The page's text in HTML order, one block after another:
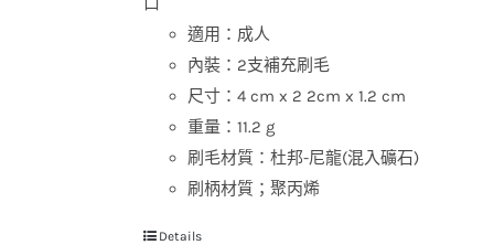
適用：成人
內裝：2支補充刷毛
尺寸：4 cm x 2 2cm x 1.2 cm
重量：11.2 g
刷毛材質：杜邦-尼龍(混入礦石)
刷柄材質；聚丙烯
Details